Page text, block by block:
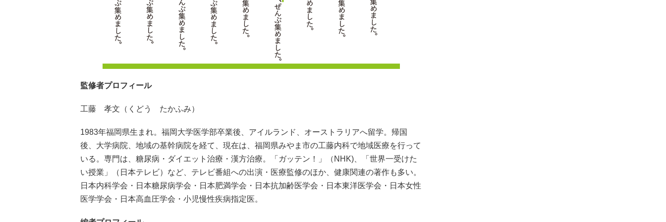
監修者プロフィール
工藤 孝文（くどう たかふみ）
1983年福岡県生まれ。福岡大学医学部卒業後、アイルランド、オーストラリアへ留学。帰国
後、大学病院、地域の基幹病院を経て、現在は、福岡県みやま市の工藤内科で地域医療を行って
いる。専門は、糖尿病・ダイエット治療・漢方治療。「ガッテン！」（NHK)、「世界一受けた
い授業」（日本テレビ）など、テレビ番組への出演・医療監修のほか、健康関連の著作も多い。
日本内科学会・日本糖尿病学会・日本肥満学会・日本抗加齢医学会・日本東洋医学会・日本女性
医学学会・日本高血圧学会・小児慢性疾病指定医。